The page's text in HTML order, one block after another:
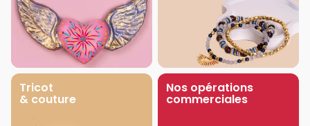
Tricot
& couture
Nos opérations
commerciales